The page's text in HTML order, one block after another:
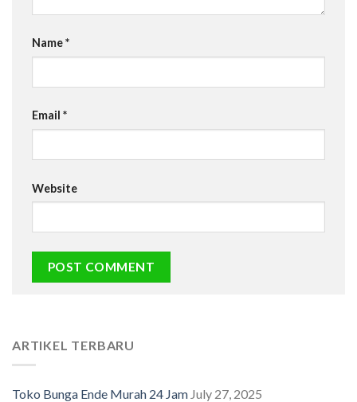
Name*
Email *
Website
ARTIKEL TERBARU
Toko Bunga Ende Murah 24 Jam July 27, 2025